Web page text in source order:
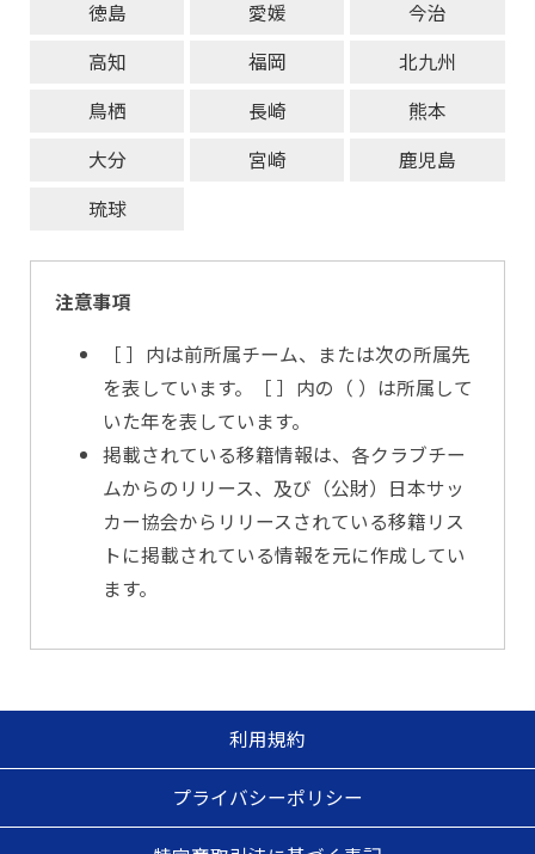
徳島
愛媛
今治
高知
福岡
北九州
鳥栖
長崎
熊本
大分
宮崎
鹿児島
琉球
注意事項
［ ］内は前所属チーム、または次の所属先
を表しています。［ ］内の（ ）は所属して
いた年を表しています。
掲載されている移籍情報は、各クラブチー
ムからのリリース、及び（公財）日本サッ
カー協会からリリースされている移籍リス
トに掲載されている情報を元に作成してい
ます。
利用規約
プライバシーポリシー